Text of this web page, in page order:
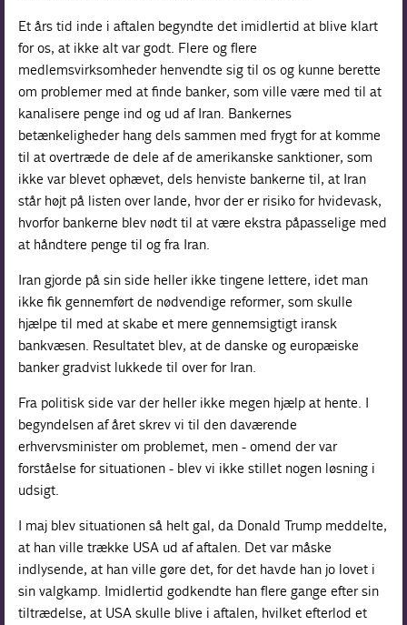
Et års tid inde i aftalen begyndte det imidlertid at blive klart
for os, at ikke alt var godt. Flere og flere
medlemsvirksomheder henvendte sig til os og kunne berette
om problemer med at finde banker, som ville være med til at
kanalisere penge ind og ud af Iran. Bankernes
betænkeligheder hang dels sammen med frygt for at komme
til at overtræde de dele af de amerikanske sanktioner, som
ikke var blevet ophævet, dels henviste bankerne til, at Iran
står højt på listen over lande, hvor der er risiko for hvidevask,
hvorfor bankerne blev nødt til at være ekstra påpasselige med
at håndtere penge til og fra Iran.
Iran gjorde på sin side heller ikke tingene lettere, idet man
ikke fik gennemført de nødvendige reformer, som skulle
hjælpe til med at skabe et mere gennemsigtigt iransk
bankvæsen. Resultatet blev, at de danske og europæiske
banker gradvist lukkede til over for Iran.
Fra politisk side var der heller ikke megen hjælp at hente. I
begyndelsen af året skrev vi til den daværende
erhvervsminister om problemet, men - omend der var
forståelse for situationen - blev vi ikke stillet nogen løsning i
udsigt.
I maj blev situationen så helt gal, da Donald Trump meddelte,
at han ville trække USA ud af aftalen. Det var måske
indlysende, at han ville gøre det, for det havde han jo lovet i
sin valgkamp. Imidlertid godkendte han flere gange efter sin
tiltrædelse, at USA skulle blive i aftalen, hvilket efterlod et